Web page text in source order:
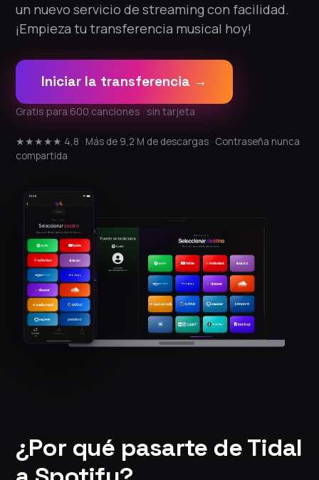
un nuevo servicio de streaming con facilidad.
¡Empieza tu transferencia musical hoy!
Iniciar la transferencia →
Gratis para 600 canciones · sin tarjeta
★★★★★ 4,8 · Más de 9,2 M de descargas · Contraseña nunca
compartida
¿Por qué pasarte de Tidal